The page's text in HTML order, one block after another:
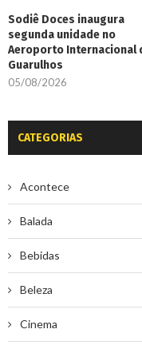
Sodiê Doces inaugura
segunda unidade no
Aeroporto Internacional
Guarulhos
05/08/2026
CATEGORIAS
Acontece
Balada
Bebidas
Beleza
Cinema